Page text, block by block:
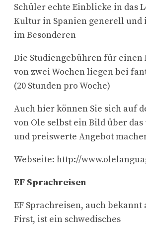
Schüler echte Einblicke in das
Kultur in Spanien generell und
im Besonderen
Die Studiengebühren für einen
von zwei Wochen liegen bei
(20 Stunden pro Woche)
Auch hier können Sie sich auf
von Ole selbst ein Bild über
und preiswerte Angebot
Webseite: http://
EF Sprachreisen
EF Sprachreisen, auch bekannt
First, ist ein schwedisches